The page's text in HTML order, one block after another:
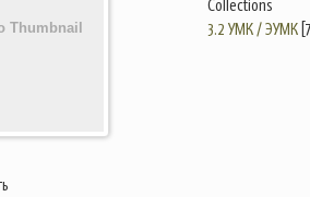
Collections
3.2 УМК / ЭУМК